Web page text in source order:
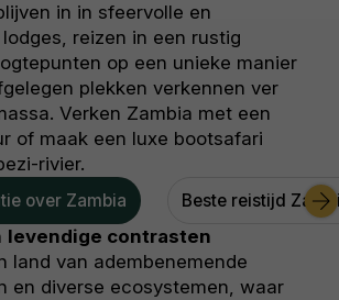
in in sfeervolle en
reizen in een rustig
op een unieke manier
plekken verkennen ver
Verken Zambia met een
of maak een luxe bootsafari
rivier.
over Zambia Beste reistijd
levendige contrasten
land van adembenemende
en diverse ecosystemen, waar